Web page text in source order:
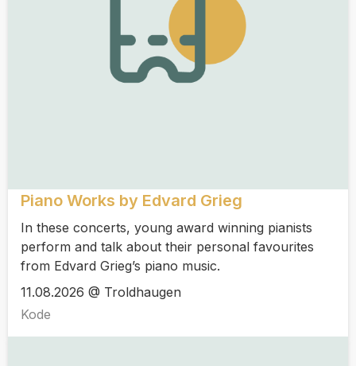
Piano Works by Edvard Grieg
In these concerts, young award winning pianists
perform and talk about their personal favourites
from Edvard Grieg’s piano music.
11.08.2026 @ Troldhaugen
Kode